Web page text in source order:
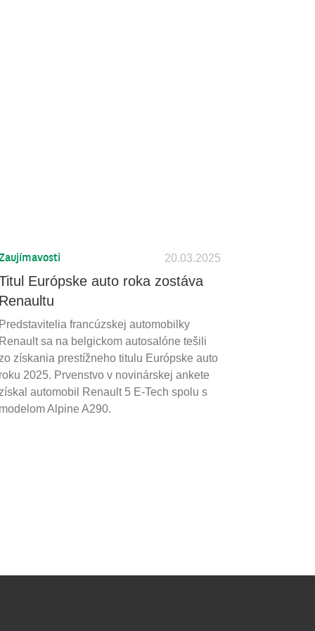
20.03.2025
Európske auto roka zostáva
francúzskej automobilky
sa na belgickom autosalóne tešili
získania prestížneho titulu Európske auto
2025. Prvenstvo v novinárskej ankete
automobil Renault 5 E-Tech spolu s
Alpine A290.